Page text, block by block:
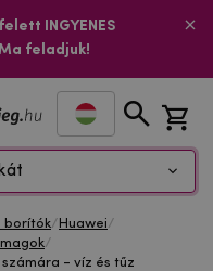
INGYENES
feladjuk!
borítók/ Huawei/
/
- víz és tűz